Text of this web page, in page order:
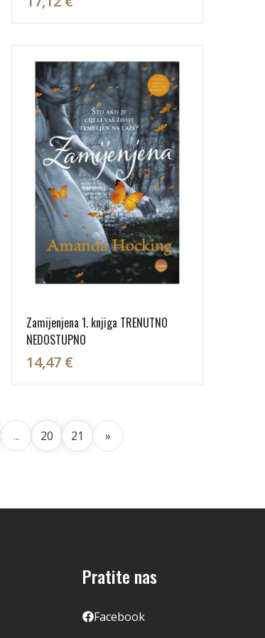
Zamijenjena 1. knjiga TRENUTNO
NEDOSTUPNO
14,47 €
... 20 21 »
Pratite nas
Facebook